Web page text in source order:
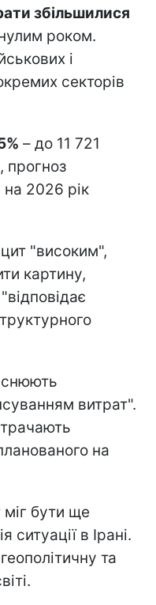
збільшилися
роком.
і
секторів
– до 11 721
прогноз
на 2026 рік
"високим",
картину,
витрат".
на
бути ще
в Ірані.
та